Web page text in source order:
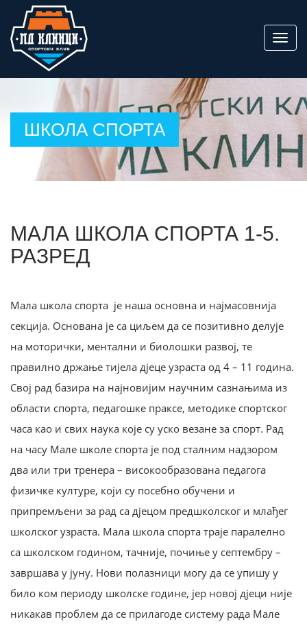
ШКОЛА СПОРТА
МАЛА ШКОЛА СПОРТА 1-5.
РАЗРЕД
Мала школа спорта је наша основна и најмасовнија
секција. Основана је са циљем да се позитивно делује
на моторички, ментални и биолошки развој, те
правилно држање тијела дјеце узраста од 4 – 11 година.
Свој рад базира на најновијим научним сазнањима из
области спорта, педагошке праксе, методике спортског
часа као и свих наука које су уско везане за спорт. Рад
на часу Мале школе спорта је под сталним надзором
два или три тренера – високообразована педагога
физичке културе, који су посебно обучени и
припремљени за рад са дјецом предшколског и млађег
школског узраста. Мала школа спорта траје паралелно
са школском годином, тачније, почиње у септембру –
завршава у јуну. Нови полазници могу да се упишу у
било ком периоду школске године, јер новој дјеци није
никакав проблем да се прилагоде систему рада Мале